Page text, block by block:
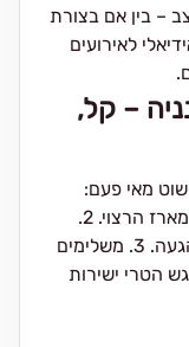
– בין אם בצורת
לאירועים
– קל,
מאי פעם:
1. נכנסים לאתר שלנו ובוחרים את סוג המארז הרצוי. 2.
מוסיפים כתובת למשלוח, תאריך ושעת הגעה. 3. משלימים
הטרי ישירות